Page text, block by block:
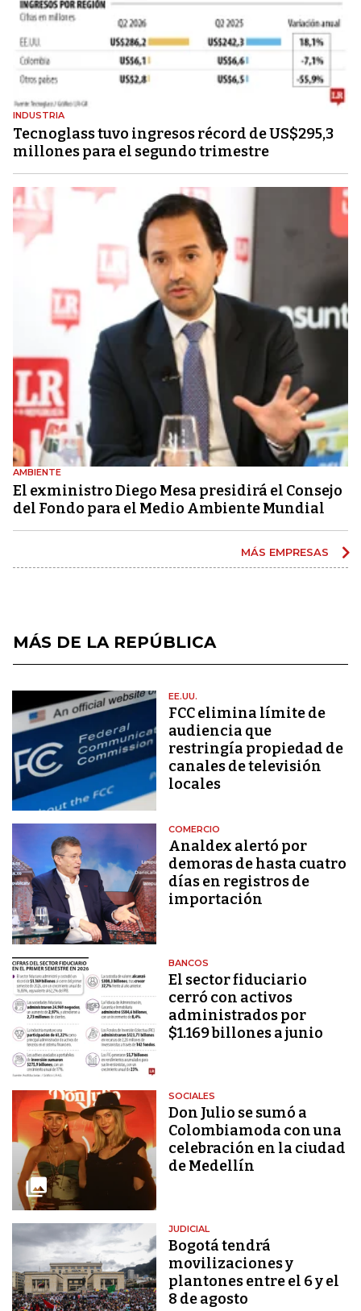
INDUSTRIA
Tecnoglass tuvo ingresos récord de US$295,3
millones para el segundo trimestre
AMBIENTE
El exministro Diego Mesa presidirá el Consejo
del Fondo para el Medio Ambiente Mundial
MÁS EMPRESAS
MÁS DE LA REPÚBLICA
EE.UU.
FCC elimina límite de
audiencia que
restringía propiedad de
canales de televisión
locales
COMERCIO
Analdex alertó por
demoras de hasta cuatro
días en registros de
importación
BANCOS
El sector fiduciario
cerró con activos
administrados por
$1.169 billones a junio
SOCIALES
Don Julio se sumó a
Colombiamoda con una
celebración en la ciudad
de Medellín
JUDICIAL
Bogotá tendrá
movilizaciones y
plantones entre el 6 y el
8 de agosto